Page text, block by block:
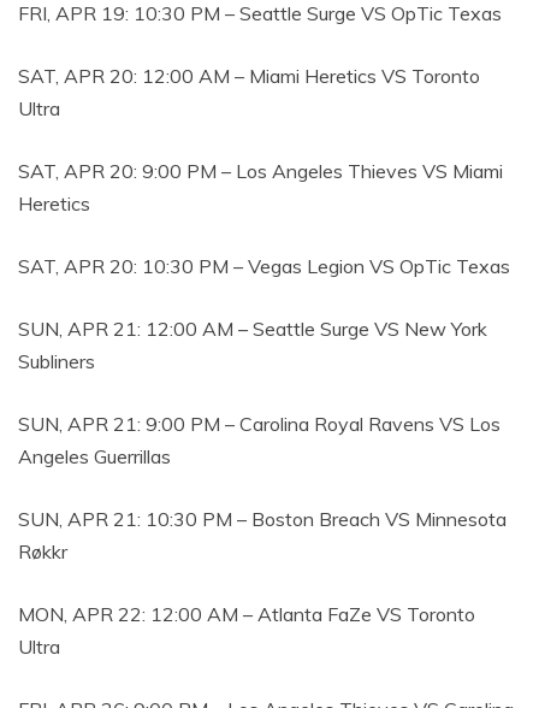
FRI, APR 19: 10:30 PM – Seattle Surge VS OpTic Texas
SAT, APR 20: 12:00 AM – Miami Heretics VS Toronto
Ultra
SAT, APR 20: 9:00 PM – Los Angeles Thieves VS Miami
Heretics
SAT, APR 20: 10:30 PM – Vegas Legion VS OpTic Texas
SUN, APR 21: 12:00 AM – Seattle Surge VS New York
Subliners
SUN, APR 21: 9:00 PM – Carolina Royal Ravens VS Los
Angeles Guerrillas
SUN, APR 21: 10:30 PM – Boston Breach VS Minnesota
Røkkr
MON, APR 22: 12:00 AM – Atlanta FaZe VS Toronto
Ultra